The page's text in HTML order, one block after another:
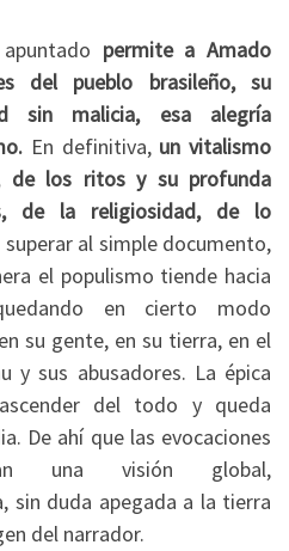
permite a Amado
del pueblo brasileño, su
sin malicia, esa alegría
En definitiva, un vitalismo
de los ritos y su profunda
de la religiosidad, de lo
al simple documento,
el populismo tiende hacia
en cierto modo
su gente, en su tierra, en el
y sus abusadores. La épica
del todo y queda
De ahí que las evocaciones
una visión global,
sin duda apegada a la tierra
del narrador.